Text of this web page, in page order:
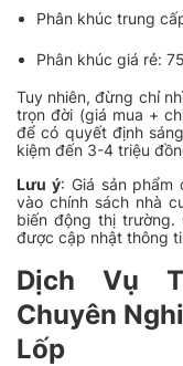
Phân khúc trung
Phân khúc giá rẻ:
Tuy nhiên, đừng chỉ
trọn đời (giá mua +
để có quyết định
kiệm đến 3-4 triệu
Lưu ý: Giá sản
vào chính sách nhà
biến động thị
được cập nhật thông
Dịch Vụ
Chuyên
Lốp